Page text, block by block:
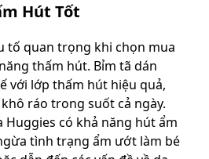
Hút Tốt
tố quan trọng khi chọn mua
thấm hút. Bỉm tã dán
với lớp thấm hút hiệu quả,
ráo trong suốt cả ngày.
Huggies có khả năng hút ẩm
tình trạng ẩm ướt làm bé